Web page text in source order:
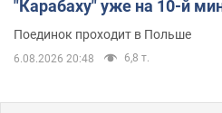
"Карабаху" уже на 10-й
Поединок проходит в Польше
6.08.2026 20:48 6,8 т.